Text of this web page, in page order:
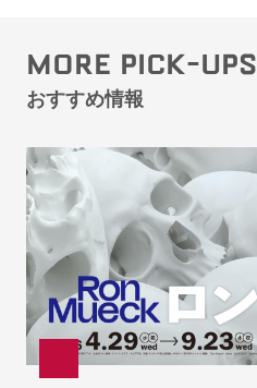
MORE PICK-UPS
おすすめ情報